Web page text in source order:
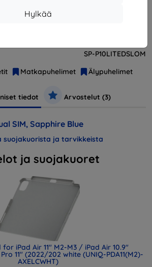
Hylkää
SP-P10LITEDSLOM
Matkapuhelimet Älypuhelimet
tiedot Arvostelut (3)
SIM, Sapphire Blue
suojakuorista ja tarvikkeista
ja suojakuoret
for iPad Air 11" M2-M3 / iPad Air 10.9"
11" (2022/202 white (UNIQ-PDA11(M2)-
AXELCWHT)